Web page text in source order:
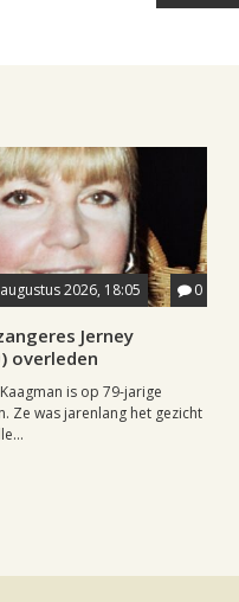
2026, 18:05 0
Jerney
overleden
is op 79-jarige
Ze was jarenlang het gezicht